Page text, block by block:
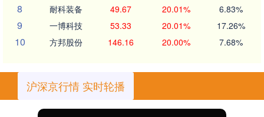
8 耐科装备 49.67 20.01% 6.83%
9 一博科技 53.33 20.01% 17.26%
10 方邦股份 146.16 20.00% 7.68%
沪深京行情 实时轮播